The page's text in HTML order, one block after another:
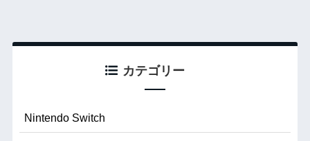
カテゴリー
Nintendo Switch